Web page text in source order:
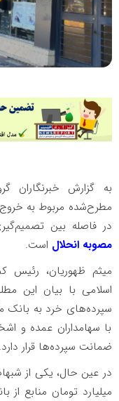
به گزارش خبرنگاران
در فاصله بین
مصوبه انحلال است.
میثم ظهوریان، رئیس
اسلامی با بیان این
سپرده‌های خرد به بانک
با سهامداران عمده و
ضمانت سپرده‌ها قرار دارد.
میلیارد تومان منابع